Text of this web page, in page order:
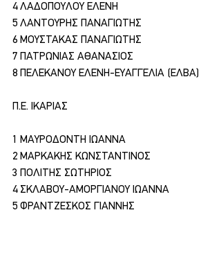
4 ΛΑΔΟΠΟΥΛΟΥ ΕΛΕΝΗ
5 ΛΑΝΤΟΥΡΗΣ ΠΑΝΑΓΙΩΤΗΣ
6 ΜΟΥΣΤΑΚΑΣ ΠΑΝΑΓΙΩΤΗΣ
7 ΠΑΤΡΩΝΙΑΣ ΑΘΑΝΑΣΙΟΣ
8 ΠΕΛΕΚΑΝΟΥ ΕΛΕΝΗ-ΕΥΑΓΓΕΛΙΑ (ΕΛΒΑ)
Π.Ε. ΙΚΑΡΙΑΣ
1 ΜΑΥΡΟΔΟΝΤΗ ΙΩΑΝΝΑ
2 ΜΑΡΚΑΚΗΣ ΚΩΝΣΤΑΝΤΙΝΟΣ
3 ΠΟΛΙΤΗΣ ΣΩΤΗΡΙΟΣ
4 ΣΚΛΑΒΟΥ-ΑΜΟΡΓΙΑΝΟΥ ΙΩΑΝΝΑ
5 ΦΡΑΝΤΖΕΣΚΟΣ ΓΙΑΝΝΗΣ